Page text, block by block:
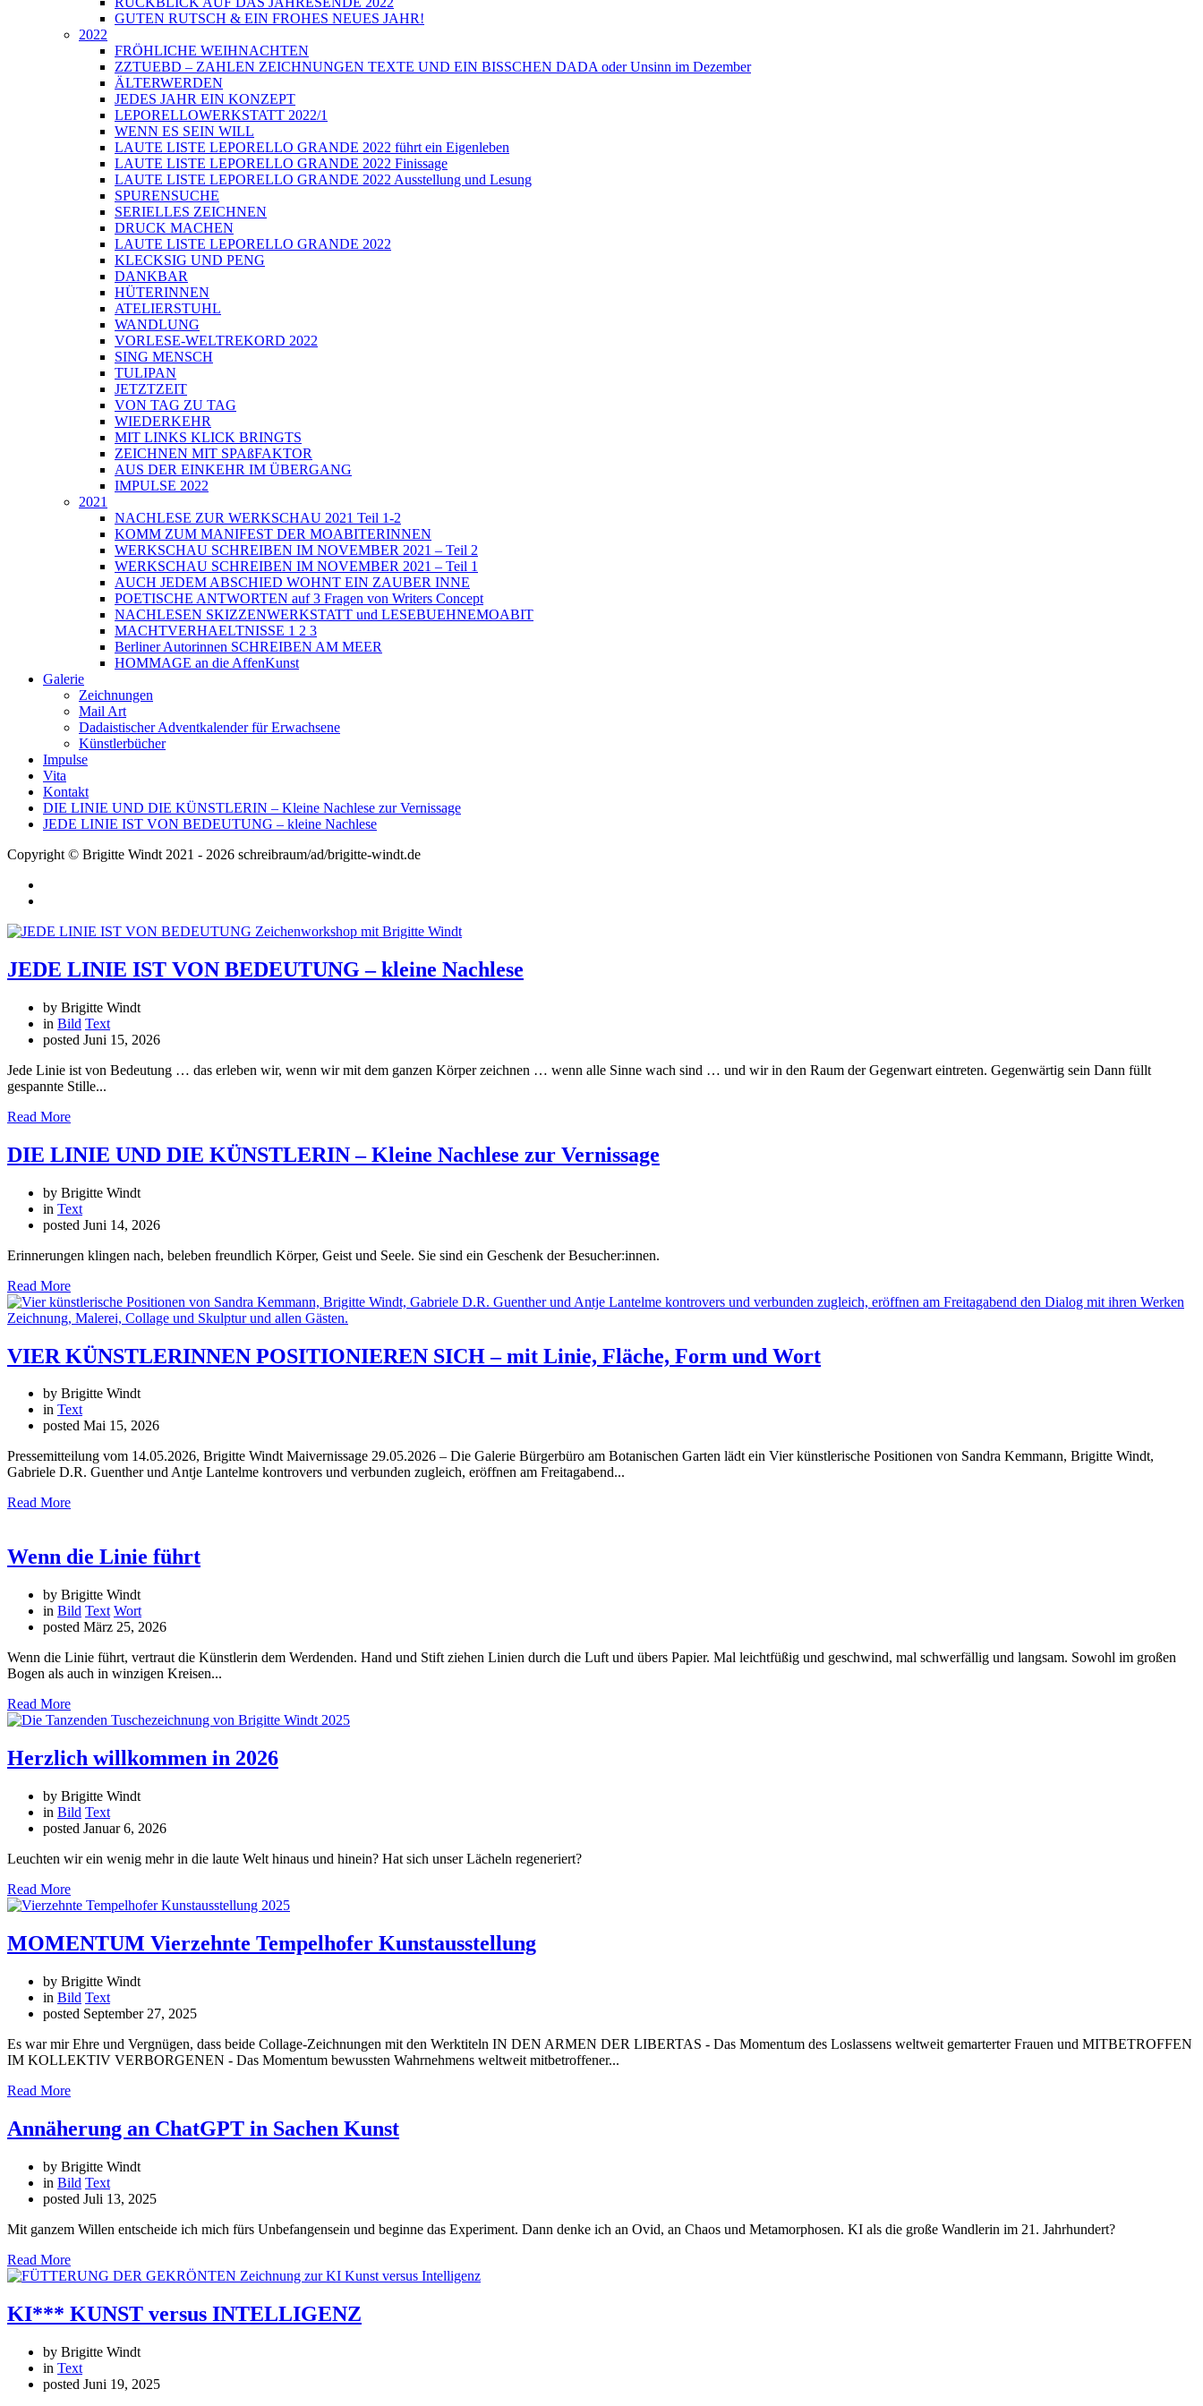
GUTEN RUTSCH & EIN FROHES NEUES JAHR!
2022
FRÖHLICHE WEIHNACHTEN
ZZTUEBD – ZAHLEN ZEICHNUNGEN TEXTE UND EIN BISSCHEN DADA oder Unsinn im Dezember
ÄLTERWERDEN
JEDES JAHR EIN KONZEPT
LEPORELLOWERKSTATT 2022/1
WENN ES SEIN WILL
LAUTE LISTE LEPORELLO GRANDE 2022 führt ein Eigenleben
LAUTE LISTE LEPORELLO GRANDE 2022 Finissage
LAUTE LISTE LEPORELLO GRANDE 2022 Ausstellung und Lesung
SPURENSUCHE
SERIELLES ZEICHNEN
DRUCK MACHEN
LAUTE LISTE LEPORELLO GRANDE 2022
KLECKSIG UND PENG
DANKBAR
HÜTERINNEN
ATELIERSTUHL
WANDLUNG
VORLESE-WELTREKORD 2022
SING MENSCH
TULIPAN
JETZTZEIT
VON TAG ZU TAG
WIEDERKEHR
MIT LINKS KLICK BRINGTS
ZEICHNEN MIT SPAßFAKTOR
AUS DER EINKEHR IM ÜBERGANG
IMPULSE 2022
2021
NACHLESE ZUR WERKSCHAU 2021 Teil 1-2
KOMM ZUM MANIFEST DER MOABITERINNEN
WERKSCHAU SCHREIBEN IM NOVEMBER 2021 – Teil 2
WERKSCHAU SCHREIBEN IM NOVEMBER 2021 – Teil 1
AUCH JEDEM ABSCHIED WOHNT EIN ZAUBER INNE
POETISCHE ANTWORTEN auf 3 Fragen von Writers Concept
NACHLESEN SKIZZENWERKSTATT und LESEBUEHNEMOABIT
MACHTVERHAELTNISSE 1 2 3
Berliner Autorinnen SCHREIBEN AM MEER
HOMMAGE an die AffenKunst
Galerie
Zeichnungen
Mail Art
Dadaistischer Adventkalender für Erwachsene
Künstlerbücher
Impulse
Vita
Kontakt
DIE LINIE UND DIE KÜNSTLERIN – Kleine Nachlese zur Vernissage
JEDE LINIE IST VON BEDEUTUNG – kleine Nachlese
Copyright © Brigitte Windt 2021 - 2026 schreibraum/ad/brigitte-windt.de
JEDE LINIE IST VON BEDEUTUNG – kleine Nachlese
by Brigitte Windt
in Bild Text
posted Juni 15, 2026
Jede Linie ist von Bedeutung … das erleben wir, wenn wir mit dem ganzen Körper zeichnen … wenn alle Sinne wach sind … und wir in den Raum der Gegenwart eintreten. Gegenwärtig sein Dann füllt
gespannte Stille...
Read More
DIE LINIE UND DIE KÜNSTLERIN – Kleine Nachlese zur Vernissage
by Brigitte Windt
in Text
posted Juni 14, 2026
Erinnerungen klingen nach, beleben freundlich Körper, Geist und Seele. Sie sind ein Geschenk der Besucher:innen.
Read More
VIER KÜNSTLERINNEN POSITIONIEREN SICH – mit Linie, Fläche, Form und Wort
by Brigitte Windt
in Text
posted Mai 15, 2026
Pressemitteilung vom 14.05.2026, Brigitte Windt Maivernissage 29.05.2026 – Die Galerie Bürgerbüro am Botanischen Garten lädt ein Vier künstlerische Positionen von Sandra Kemmann, Brigitte Windt,
Gabriele D.R. Guenther und Antje Lantelme kontrovers und verbunden zugleich, eröffnen am Freitagabend...
Read More
Wenn die Linie führt
by Brigitte Windt
in Bild Text Wort
posted März 25, 2026
Wenn die Linie führt, vertraut die Künstlerin dem Werdenden. Hand und Stift ziehen Linien durch die Luft und übers Papier. Mal leichtfüßig und geschwind, mal schwerfällig und langsam. Sowohl im großen
Bogen als auch in winzigen Kreisen...
Read More
Herzlich willkommen in 2026
by Brigitte Windt
in Bild Text
posted Januar 6, 2026
Leuchten wir ein wenig mehr in die laute Welt hinaus und hinein? Hat sich unser Lächeln regeneriert?
Read More
MOMENTUM Vierzehnte Tempelhofer Kunstausstellung
by Brigitte Windt
in Bild Text
posted September 27, 2025
Es war mir Ehre und Vergnügen, dass beide Collage-Zeichnungen mit den Werktiteln IN DEN ARMEN DER LIBERTAS - Das Momentum des Loslassens weltweit gemarterter Frauen und MITBETROFFEN
IM KOLLEKTIV VERBORGENEN - Das Momentum bewussten Wahrnehmens weltweit mitbetroffener...
Read More
Annäherung an ChatGPT in Sachen Kunst
by Brigitte Windt
in Bild Text
posted Juli 13, 2025
Mit ganzem Willen entscheide ich mich fürs Unbefangensein und beginne das Experiment. Dann denke ich an Ovid, an Chaos und Metamorphosen. KI als die große Wandlerin im 21. Jahrhundert?
Read More
KI*** KUNST versus INTELLIGENZ
by Brigitte Windt
in Text
posted Juni 19, 2025